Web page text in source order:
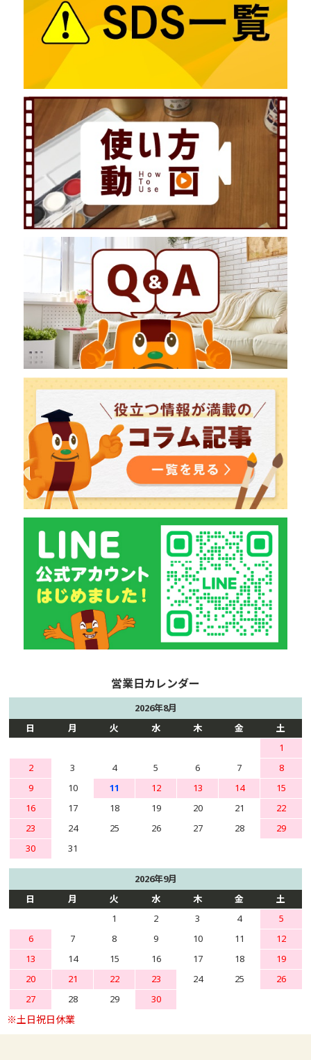
2026年8月
日
月 火 水 木 金
土
1
2
3 4 5 6 7
8
9
10 11 12 13 14
15
16
17 18 19 20 21
22
23
24 25 26 27 28
29
30
31
2026年9月
日
月 火 水 木 金
土
1
2 3 4
5
6
7 8 9 10 11
12
13
14 15 16 17 18
19
20
21 22 23 24 25
26
27
28 29 30